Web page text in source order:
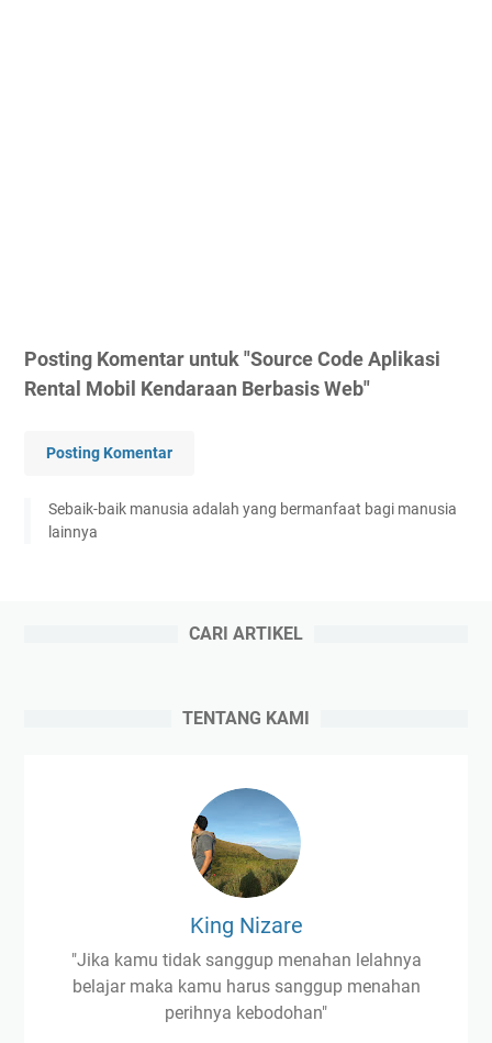
Posting Komentar untuk "Source Code Aplikasi
Rental Mobil Kendaraan Berbasis Web"
Posting Komentar
Sebaik-baik manusia adalah yang bermanfaat bagi manusia
lainnya
CARI ARTIKEL
TENTANG KAMI
King Nizare
"Jika kamu tidak sanggup menahan lelahnya
belajar maka kamu harus sanggup menahan
perihnya kebodohan"